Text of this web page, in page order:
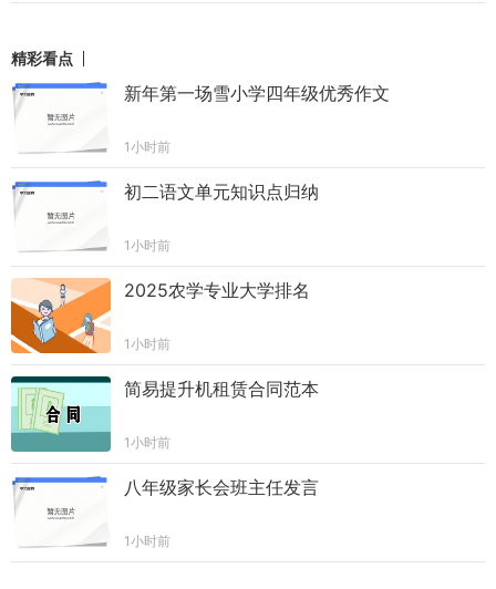
精彩看点
新年第一场雪小学四年级优秀作文
1小时前
初二语文单元知识点归纳
1小时前
2025农学专业大学排名
1小时前
简易提升机租赁合同范本
1小时前
八年级家长会班主任发言
1小时前